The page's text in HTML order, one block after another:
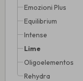
Emozioni Plus
Equilibrium
Intense
Lime
Oligoelementos
Rehydra